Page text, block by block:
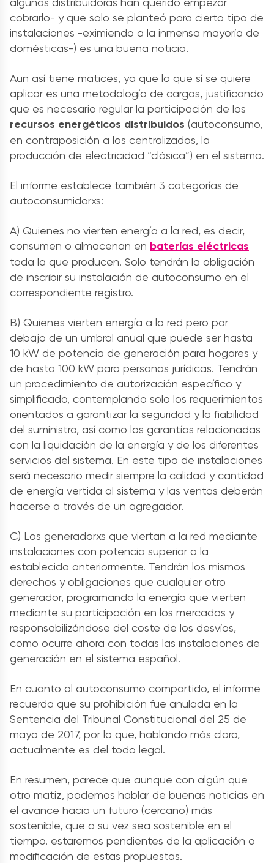
cobrarlo- y que solo se planteó para cierto tipo de
instalaciones -eximiendo a la inmensa mayoría de
domésticas-) es una buena noticia.
Aun así tiene matices, ya que lo que sí se quiere
aplicar es una metodología de cargos, justificando
que es necesario regular la participación de los
recursos energéticos distribuidos (autoconsumo,
en contraposición a los centralizados, la
producción de electricidad “clásica”) en el sistema.
El informe establece también 3 categorías de
autoconsumidorxs:
A) Quienes no vierten energía a la red, es decir,
consumen o almacenan en baterías eléctricas
toda la que producen. Solo tendrán la obligación
de inscribir su instalación de autoconsumo en el
correspondiente registro.
B) Quienes vierten energía a la red pero por
debajo de un umbral anual que puede ser hasta
10 kW de potencia de generación para hogares y
de hasta 100 kW para personas jurídicas. Tendrán
un procedimiento de autorización específico y
simplificado, contemplando solo los requerimientos
orientados a garantizar la seguridad y la fiabilidad
del suministro, así como las garantías relacionadas
con la liquidación de la energía y de los diferentes
servicios del sistema. En este tipo de instalaciones
será necesario medir siempre la calidad y cantidad
de energía vertida al sistema y las ventas deberán
hacerse a través de un agregador.
C) Los generadorxs que viertan a la red mediante
instalaciones con potencia superior a la
establecida anteriormente. Tendrán los mismos
derechos y obligaciones que cualquier otro
generador, programando la energía que vierten
mediante su participación en los mercados y
responsabilizándose del coste de los desvíos,
como ocurre ahora con todas las instalaciones de
generación en el sistema español.
En cuanto al autoconsumo compartido, el informe
recuerda que su prohibición fue anulada en la
Sentencia del Tribunal Constitucional del 25 de
mayo de 2017, por lo que, hablando más claro,
actualmente es del todo legal.
En resumen, parece que aunque con algún que
otro matiz, podemos hablar de buenas noticias en
el avance hacia un futuro (cercano) más
sostenible, que a su vez sea sostenible en el
tiempo. estaremos pendientes de la aplicación o
modificación de estas propuestas.